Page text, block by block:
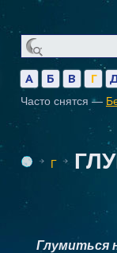
А Б В Г
Часто снятся —
Г
Глумиться